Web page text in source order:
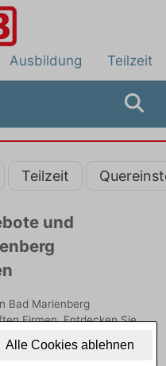
Alle Cookies ablehnen
Ausbildung Teilzeit
Teilzeit
und
Bad Marienberg
Firmen. Entdecken Sie
bewerben Sie sich noch